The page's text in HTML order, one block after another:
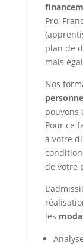
Pro,
plan de
mais
Nos
pouvons
Pour ce
à votre
de votre
les